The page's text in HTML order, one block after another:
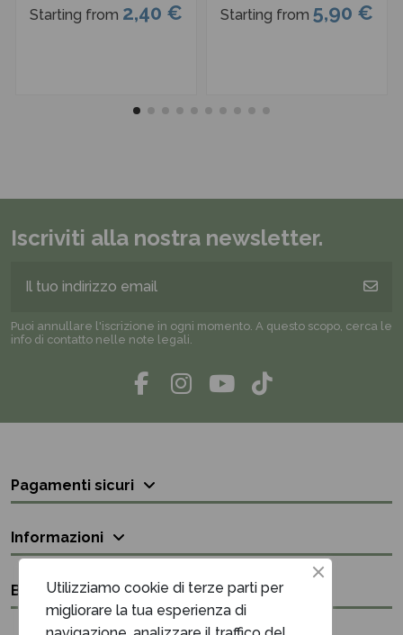
Starting from 2,40 € Starting from 5,90 €
Iscriviti alla nostra newsletter.
Puoi annullare l'iscrizione in ogni momento. A questo scopo, cerca le
info di contatto nelle note legali.
Pagamenti sicuri
Informazioni
Bisogno di aiuto?
Utilizziamo cookie di terze parti per
migliorare la tua esperienza di